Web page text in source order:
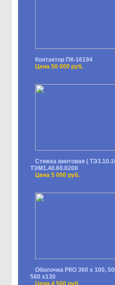
Контактор ПК-16194
Цена 50 000 руб.
Стяжка винтовая (
ТЭМ1.40.60.0200
Цена 5 000 руб.
Оболочка РКО 360 х 100,
580 х130
Цена 4 500 руб.